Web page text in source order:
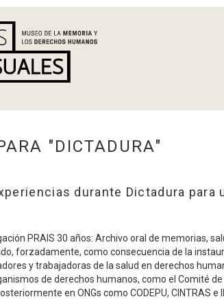
"DICTADURA"
durante Dictadura para
PRAIS 30 años: Archivo oral de memorias,
forzadamente, como consecuencia de la
y trabajadoras de la salud en derechos
de derechos humanos, como el Comité
en ONGs como CODEPU, CINTRAS